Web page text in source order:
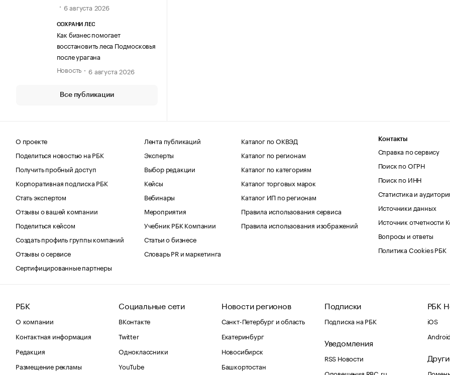
6 августа 2026
СОХРАНИ ЛЕС
Как бизнес помогает
восстановить леса Подмосковья
после урагана
Новость
6 августа 2026
Все публикации
О проекте
Поделиться новостью на РБК
Получить пробный доступ
Корпоративная подписка РБК
Стать экспертом
Отзывы о вашей компании
Поделиться кейсом
Создать профиль группы компаний
Отзывы о сервисе
Сертифицированные партнеры
Лента публикаций
Эксперты
Выбор редакции
Кейсы
Вебинары
Мероприятия
Учебник РБК Компании
Статьи о бизнесе
Словарь PR и маркетинга
Каталог по ОКВЭД
Каталог по регионам
Каталог по категориям
Каталог торговых марок
Каталог ИП по регионам
Правила использования сервиса
Правила использования изображений
Контакты
Справка по сервису
Поиск по ОГРН
Поиск по ИНН
Статистика и
Источники данных
Источник отчетности
Вопросы и ответы
Политика Cookies РБК
РБК
О компании
Контактная информация
Редакция
Размещение рекламы
Социальные сети
ВКонтакте
Twitter
Одноклассники
YouTube
Новости регионов
Санкт-Петербург и область
Екатеринбург
Новосибирск
Башкортостан
Подписки
Подписка на РБК
Уведомления
RSS Новости
Оповещения RBC.ru
РБК
iOS